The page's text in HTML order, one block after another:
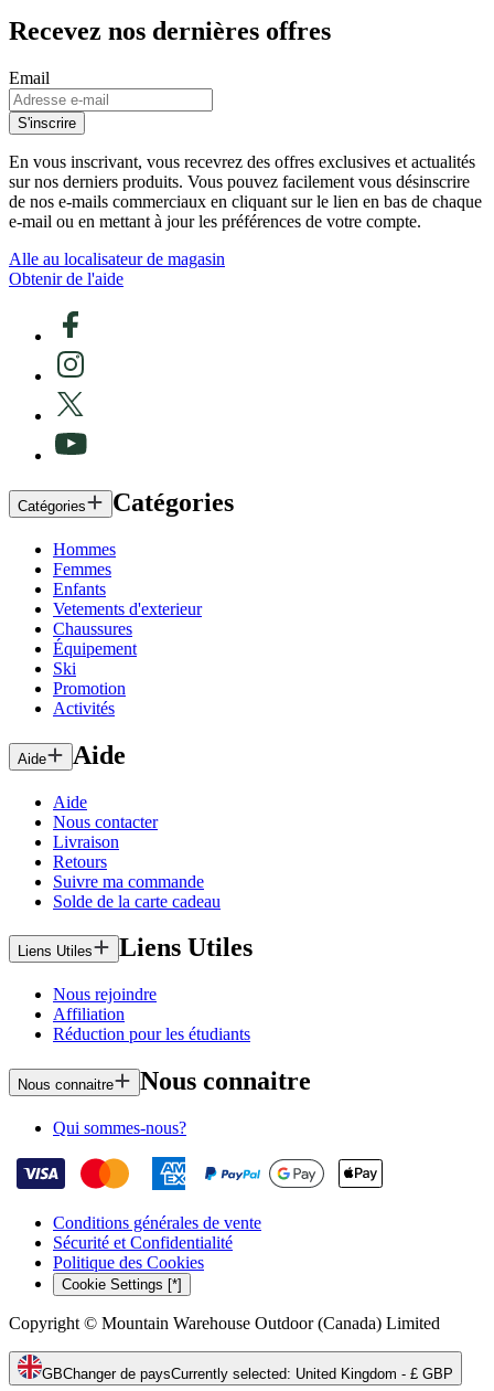
Recevez nos dernières offres
Email
S'inscrire
En vous inscrivant, vous recevrez des offres exclusives et actualités
sur nos derniers produits. Vous pouvez facilement vous désinscrire
de nos e-mails commerciaux en cliquant sur le lien en bas de chaque
e-mail ou en mettant à jour les préférences de votre compte.
Alle au localisateur de magasin
Obtenir de l'aide
Catégories Catégories
Hommes
Femmes
Enfants
Vetements d'exterieur
Chaussures
Équipement
Ski
Promotion
Activités
Aide Aide
Aide
Nous contacter
Livraison
Retours
Suivre ma commande
Solde de la carte cadeau
Liens Utiles Liens Utiles
Nous rejoindre
Affiliation
Réduction pour les étudiants
Nous connaitre Nous connaitre
Qui sommes-nous?
Conditions générales de vente
Sécurité et Confidentialité
Politique des Cookies
Cookie Settings [*]
Copyright © Mountain Warehouse Outdoor (Canada) Limited
GBChanger de paysCurrently selected: United Kingdom - £ GBP